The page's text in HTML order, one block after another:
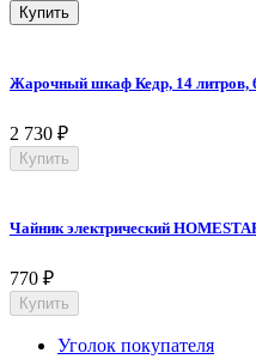
Купить
Жарочный шкаф Кедр, 14 литров,
2 730 ₽
Купить
Чайник электрический
770 ₽
Купить
Уголок покупателя